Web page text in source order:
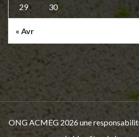
29 30
« Avr
ONG ACMEG 2026 une